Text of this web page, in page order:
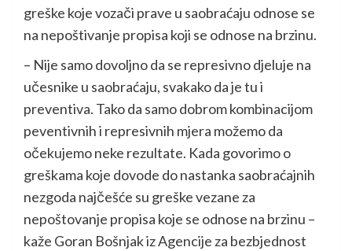
greške koje vozači prave u saobraćaju odnose se
na nepoštivanje propisa koji se odnose na brzinu.
– Nije samo dovoljno da se represivno djeluje na
učesnike u saobraćaju, svakako da je tu i
preventiva. Tako da samo dobrom kombinacijom
peventivnih i represivnih mjera možemo da
očekujemo neke rezultate. Kada govorimo o
greškama koje dovode do nastanka saobraćajnih
nezgoda najčešće su greške vezane za
nepoštovanje propisa koje se odnose na brzinu –
kaže Goran Bošnjak iz Agencije za bezbjednost